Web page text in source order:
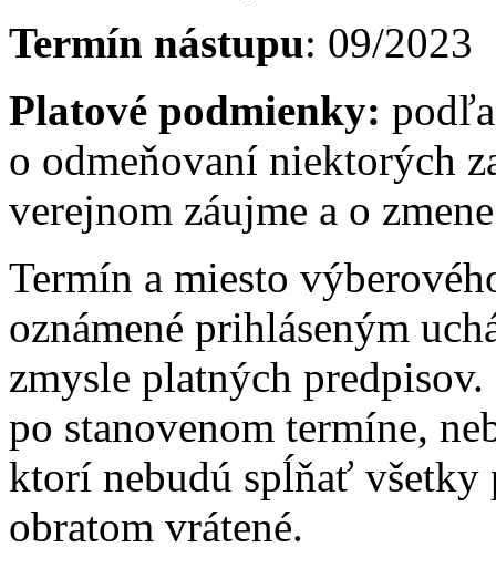
Termín nástupu: 09/2023
Platové podmienky:
o odmeňovaní niektorých
verejnom záujme a o
Termín a miesto
oznámené prihláseným
zmysle platných
po stanovenom termíne,
ktorí nebudú spĺňať
obratom vrátené.